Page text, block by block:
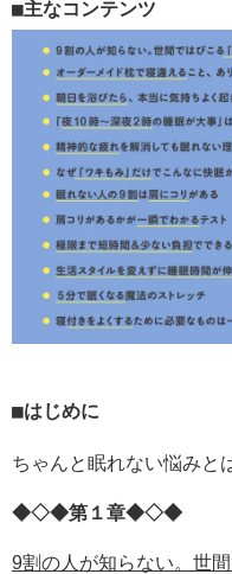
主なコンテンツ
はじめに
ちゃんと眠れない悩みと
◆◇◆第１章◆◇◆
9割の人が知らない。世